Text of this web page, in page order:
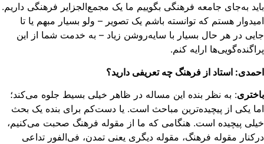
به‌جای جامعه فرهنگی بگوییم ما یک مجمع‌الجزایر فرهنگی داریم.
هستم که توانسته باشم یک تصویر – ولو بسیار مبهم یا تا
در هر حال بسیار با سایه‌روشن زیاد – به خدمت شما از این
ارایه کنم.
استاد از فرهنگ چه تعریفی دارید؟
: به نظر بنده این مساله در ظاهر خیلی بسیط جلوه می‌کند؛
یکی از پیچیده‌ترین مباحث است. یا دست‌کم برای بنده یک بحث
پیچیده است. هنگامی که ما از مقوله فرهنگ صحبت می‌کنیم،
مقوله فرهنگ، مقوله دیگری یعنی تمدن، فی‌الفور تداعی